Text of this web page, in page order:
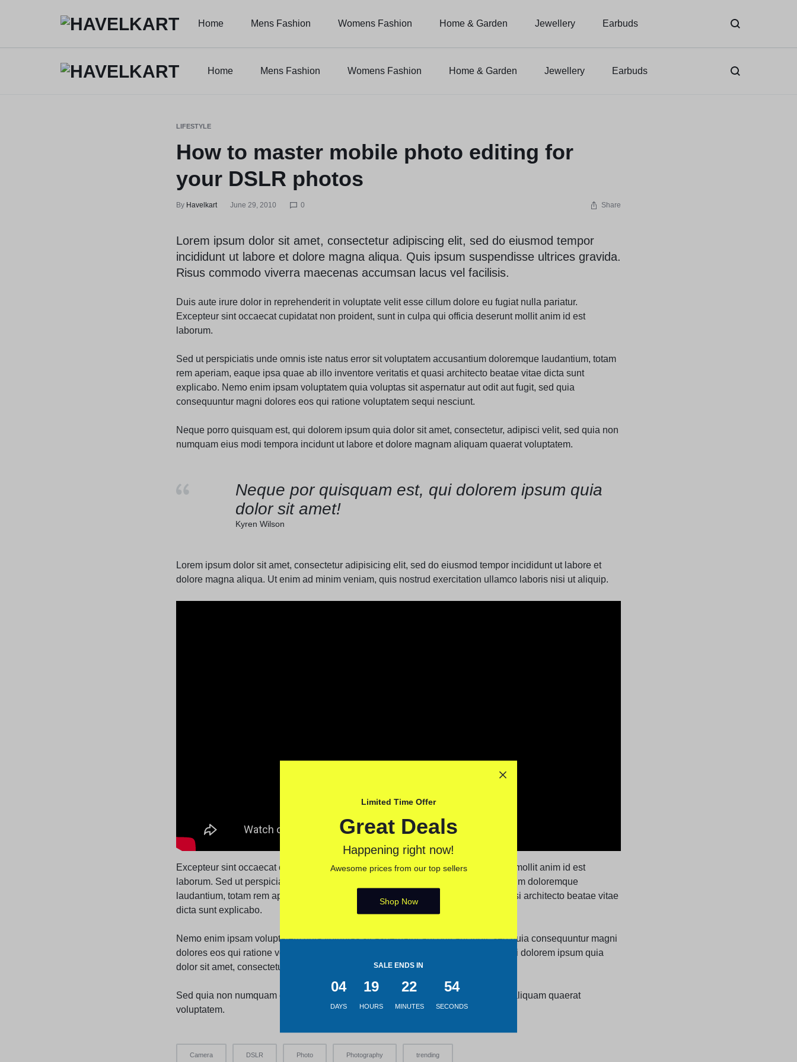
Home Mens Fashion Womens Fashion Home & Garden Jewellery Earbuds
HAVELKART
THINK
DIFFERENT,
Home Mens Fashion Womens Fashion Home & Garden Jewellery Earbuds
LIFESTYLE
How to master mobile photo editing for
your DSLR photos
By Havelkart June 29, 2010 0 Share
Lorem ipsum dolor sit amet, consectetur adipiscing elit, sed do eiusmod tempor
incididunt ut labore et dolore magna aliqua. Quis ipsum suspendisse ultrices gravida.
Risus commodo viverra maecenas accumsan lacus vel facilisis.
Duis aute irure dolor in reprehenderit in voluptate velit esse cillum dolore eu fugiat nulla pariatur.
Excepteur sint occaecat cupidatat non proident, sunt in culpa qui officia deserunt mollit anim id est
laborum.
Sed ut perspiciatis unde omnis iste natus error sit voluptatem accusantium doloremque laudantium, totam
rem aperiam, eaque ipsa quae ab illo inventore veritatis et quasi architecto beatae vitae dicta sunt
explicabo. Nemo enim ipsam voluptatem quia voluptas sit aspernatur aut odit aut fugit, sed quia
consequuntur magni dolores eos qui ratione voluptatem sequi nesciunt.
Neque porro quisquam est, qui dolorem ipsum quia dolor sit amet, consectetur, adipisci velit, sed quia non
numquam eius modi tempora incidunt ut labore et dolore magnam aliquam quaerat voluptatem.
Neque por quisquam est, qui dolorem ipsum quia
dolor sit amet!
Kyren Wilson
Lorem ipsum dolor sit amet, consectetur adipisicing elit, sed do eiusmod tempor incididunt ut labore et
dolore magna aliqua. Ut enim ad minim veniam, quis nostrud exercitation ullamco laboris nisi ut aliquip.
Excepteur sint occaecat cupidatat non proident, sunt in culpa qui officia deserunt mollit anim id est
laborum. Sed ut perspiciatis unde omnis iste natus error sit voluptatem accusantium doloremque
laudantium, totam rem aperiam, eaque ipsa quae ab illo inventore veritatis et quasi architecto beatae vitae
dicta sunt explicabo.
Nemo enim ipsam voluptatem quia voluptas sit aspernatur aut odit aut fugit, sed quia consequuntur magni
dolores eos qui ratione voluptatem sequi nesciunt. Neque porro quisquam est, qui dolorem ipsum quia
dolor sit amet, consectetur, adipisci velit.
Sed quia non numquam eius modi tempora incidunt ut labore et dolore magnam aliquam quaerat
voluptatem.
Camera DSLR Photo Photography trending
Limited Time Offer
Great Deals
Happening right now!
Awesome prices from our top sellers
Shop Now
SALE ENDS IN
04
DAYS
19
HOURS
22
MINUTES
54
SECONDS